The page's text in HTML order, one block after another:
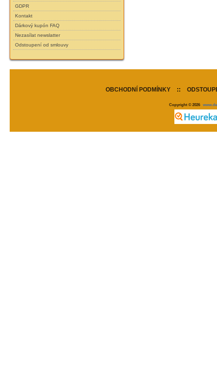
GDPR
Kontakt
Dárkový kupón FAQ
Nezasílat newslatter
Odstoupení od smlouvy
OBCHODNÍ PODMÍNKY ::
Copyright © 2026